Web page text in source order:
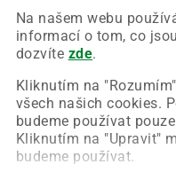
Na našem webu
informací o tom, co
dozvíte zde.
Kliknutím na
všech našich cookies.
budeme používat
Kliknutím na "Upravit"
budeme používat.
Chyba nastala na
Zkuste prosím znovu
Obnovit stránku